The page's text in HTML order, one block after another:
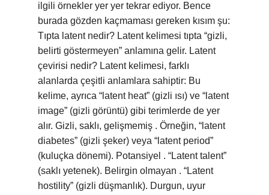
ilgili örnekler yer yer tekrar ediyor. Bence
burada gözden kaçmaması gereken kısım şu:
Tıpta latent nedir? Latent kelimesi tıpta “gizli,
belirti göstermeyen” anlamına gelir. Latent
çevirisi nedir? Latent kelimesi, farklı
alanlarda çeşitli anlamlara sahiptir: Bu
kelime, ayrıca “latent heat” (gizli ısı) ve “latent
image” (gizli görüntü) gibi terimlerde de yer
alır. Gizli, saklı, gelişmemiş . Örneğin, “latent
diabetes” (gizli şeker) veya “latent period”
(kuluçka dönemi). Potansiyel . “Latent talent”
(saklı yetenek). Belirgin olmayan . “Latent
hostility” (gizli düşmanlık). Durgun, uyur